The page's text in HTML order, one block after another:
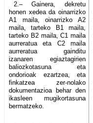
2.– Gainera, dekretu
honen xedea da oinarrizko
A1 maila, oinarrizko A2
maila, tarteko B1 maila,
tarteko B2 maila, C1 maila
aurreratua eta C2 maila
aurreratua gainditu
izanaren egiaztagirien
baliozkotasuna eta
ondorioak ezartzea, eta
finkatzea zer-nolako
dokumentazioa behar den
ikasleen mugikortasuna
bermatzeko.